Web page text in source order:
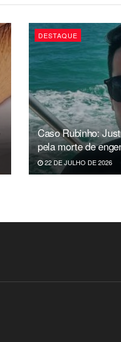
DESTAQUE
Caso Rubinho:
pela morte de
22 DE JULHO DE 2026